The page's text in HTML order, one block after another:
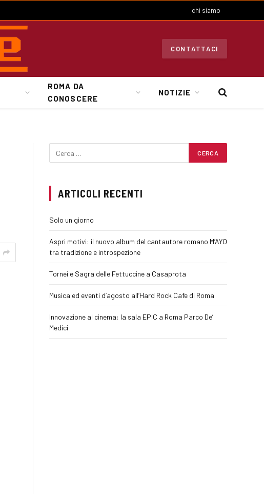
chi siamo
CONTATTACI
ROMA DA
CONOSCERE
NOTIZIE
ARTICOLI RECENTI
Solo un giorno
Aspri motivi: il nuovo album del cantautore romano M’AYO
tra tradizione e introspezione
Tornei e Sagra delle Fettuccine a Casaprota
Musica ed eventi d’agosto all’Hard Rock Cafe di Roma
Innovazione al cinema: la sala EPIC a Roma Parco De’
Medici